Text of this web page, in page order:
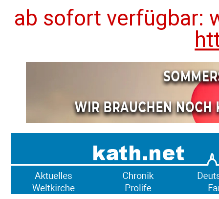
ab sofort verfügbar: